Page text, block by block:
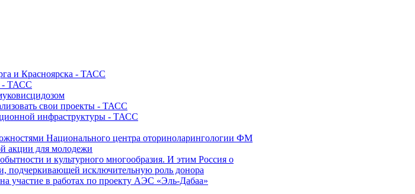
и Красноярска - ТАСС
- ТАСС
свои проекты - ТАСС
инфраструктуры - ТАСС
Национального центра оториноларингологии ФМ
акции для молодежи
и культурного многообразия. И этим Россия о
исключительную роль донора
участие в работах по проекту АЭС «Эль-Дабаа»